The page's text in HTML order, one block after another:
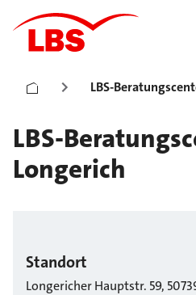
LBS-
LBS-
Longerich
Standort
Longericher Hauptstr. 59,